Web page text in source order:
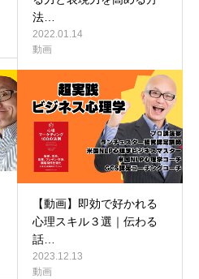
法…
2022.01.14
動画
【動画】即効で好かれる
心理スキル３選｜伝わる
話…
2023.12.13
動画